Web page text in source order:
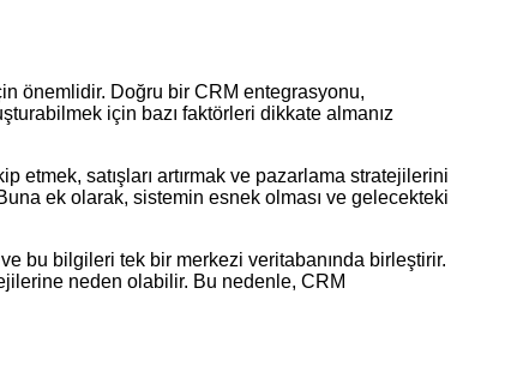
önemlidir. Doğru bir CRM entegrasyonu,
için bazı faktörleri dikkate almanız
satışları artırmak ve pazarlama stratejilerini
ek olarak, sistemin esnek olması ve gelecekteki
bu bilgileri tek bir merkezi veritabanında birleştirir.
neden olabilir. Bu nedenle, CRM